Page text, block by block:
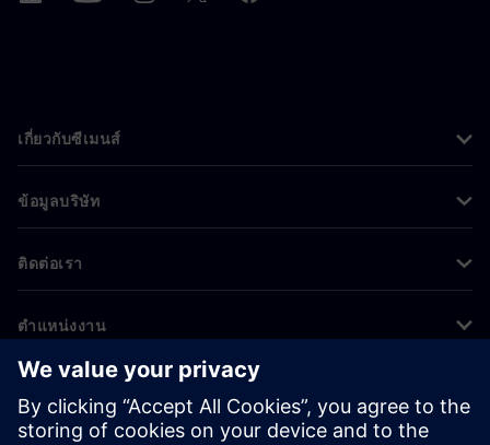
เกี่ยวกับซีเมนส์
ข้อมูลบริษัท
ติดต่อเรา
ตำแหน่งงาน
©Siemens 2026